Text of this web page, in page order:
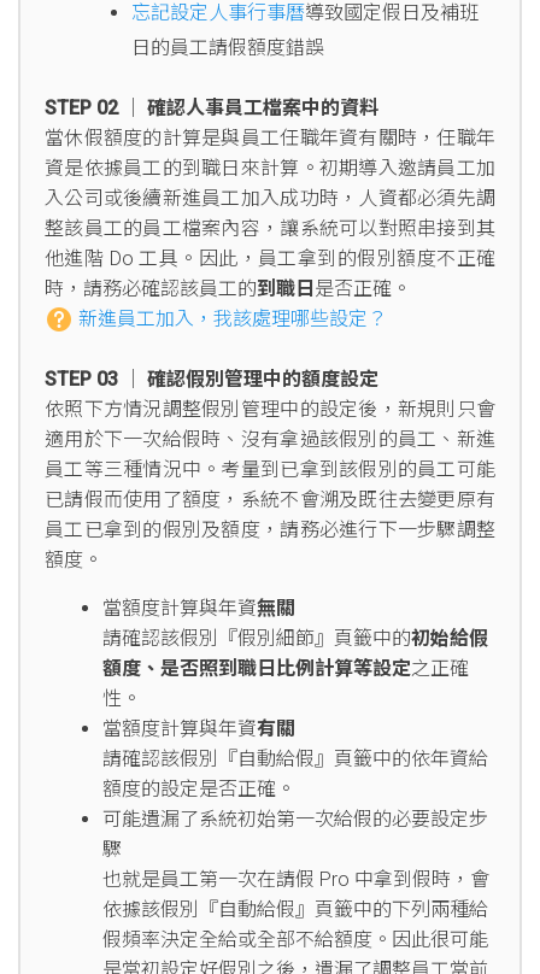
忘記設定人事行事曆導致國定假日及補班
日的員工請假額度錯誤
STEP 02 │ 確認人事員工檔案中的資料
當休假額度的計算是與員工任職年資有關時，任職年
資是依據員工的到職日來計算。初期導入邀請員工加
入公司或後續新進員工加入成功時，人資都必須先調
整該員工的員工檔案內容，讓系統可以對照串接到其
他進階 Do 工具。因此，員工拿到的假別額度不正確
時，請務必確認該員工的到職日 是否正確。
新進員工加入，我該處理哪些設定？
STEP 03 │ 確認假別管理中的額度設定
依照下方情況調整假別管理中的設定後，新規則只會
適用於下一次給假時、沒有拿過該假別的員工、新進
員工等三種情況中。考量到已拿到該假別的員工可能
已請假而使用了額度，系統不會溯及既往去變更原有
員工已拿到的假別及額度，請務必進行下一步驟調整
額度。
當額度計算與年資無關
請確認該假別『假別細節』頁籤中的初始給假
額度、是否照到職日比例計算等設定之正確
性。
當額度計算與年資有關
請確認該假別『自動給假』頁籤中的依年資給
額度的設定是否正確。
可能遺漏了系統初始第一次給假的必要設定步
驟
也就是員工第一次在請假 Pro 中拿到假時，會
依據該假別『自動給假』頁籤中的下列兩種給
假頻率決定全給或全部不給額度。因此很可能